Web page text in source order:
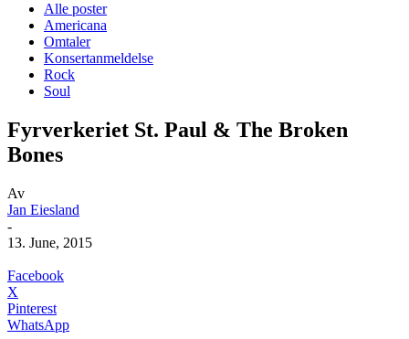
Alle poster
Americana
Omtaler
Konsertanmeldelse
Rock
Soul
Fyrverkeriet St. Paul & The Broken
Bones
Av
Jan Eiesland
-
13. June, 2015
Facebook
X
Pinterest
WhatsApp